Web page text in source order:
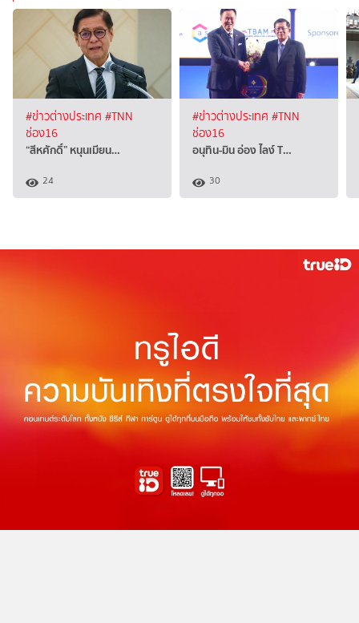
#ข่าวต่างประเทศ #TNN
ช่อง16
“สีหศักดิ์”​ หนุนเมียน…
24
#ข่าวต่างประเทศ #TNN
ช่อง16
อนุทิน-มิน อ่อง ไลง์ T…
30